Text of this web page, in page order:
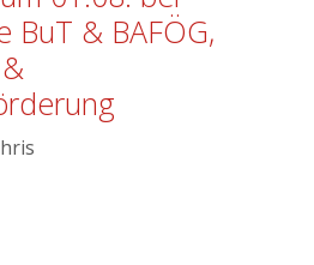
BuT & BAFÖG,